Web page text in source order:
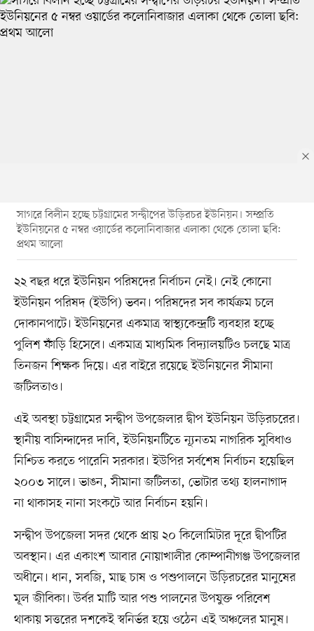
সাগরে বিলীন হচ্ছে চট্টগ্রামের সন্দ্বীপের উড়িরচর ইউনিয়ন। সম্প্রতি
ইউনিয়নের ৫ নম্বর ওয়ার্ডের কলোনিবাজার এলাকা থেকে তোলা ছবি:
প্রথম আলো
২২ বছর ধরে ইউনিয়ন পরিষদের নির্বাচন নেই। নেই কোনো
ইউনিয়ন পরিষদ (ইউপি) ভবন। পরিষদের সব কার্যক্রম চলে
দোকানপাটে। ইউনিয়নের একমাত্র স্বাস্থ্যকেন্দ্রটি ব্যবহার হচ্ছে
পুলিশ ফাঁড়ি হিসেবে। একমাত্র মাধ্যমিক বিদ্যালয়টিও চলছে মাত্র
তিনজন শিক্ষক দিয়ে। এর বাইরে রয়েছে ইউনিয়নের সীমানা
জটিলতাও।
এই অবস্থা চট্টগ্রামের সন্দ্বীপ উপজেলার দ্বীপ ইউনিয়ন উড়িরচরের।
স্থানীয় বাসিন্দাদের দাবি, ইউনিয়নটিতে ন্যূনতম নাগরিক সুবিধাও
নিশ্চিত করতে পারেনি সরকার। ইউপির সর্বশেষ নির্বাচন হয়েছিল
২০০৩ সালে। ভাঙন, সীমানা জটিলতা, ভোটার তথ্য হালনাগাদ
না থাকাসহ নানা সংকটে আর নির্বাচন হয়নি।
সন্দ্বীপ উপজেলা সদর থেকে প্রায় ২০ কিলোমিটার দূরে দ্বীপটির
অবস্থান। এর একাংশ আবার নোয়াখালীর কোম্পানীগঞ্জ উপজেলার
অধীনে। ধান, সবজি, মাছ চাষ ও পশুপালনে উড়িরচরের মানুষের
মূল জীবিকা। উর্বর মাটি আর পশু পালনের উপযুক্ত পরিবেশ
থাকায় সত্তরের দশকেই স্বনির্ভর হয়ে ওঠেন এই অঞ্চলের মানুষ।